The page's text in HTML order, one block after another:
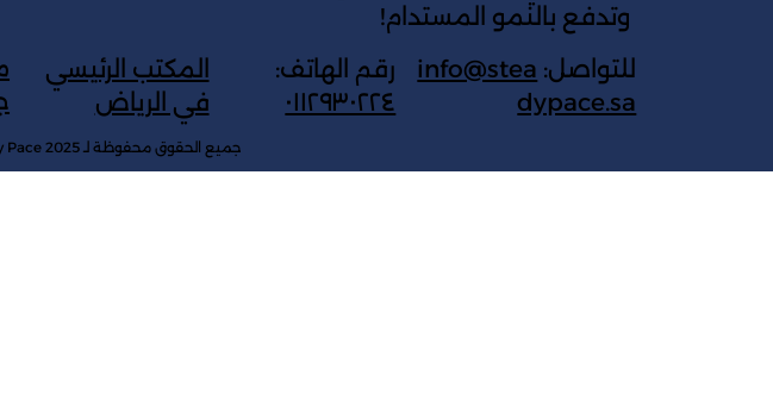
وتدفع بالنمو المستدام!
المكتب الرئيسي
في الرياض
رقم الهاتف:
٠١١٢٩٣٠٢٢٤
للتواصل: info@stea
dypace.sa
جميع الحقوق محفوظة لـ Steady Pace 2025